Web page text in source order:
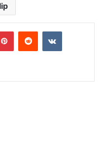
PinterestRedditVKontakte